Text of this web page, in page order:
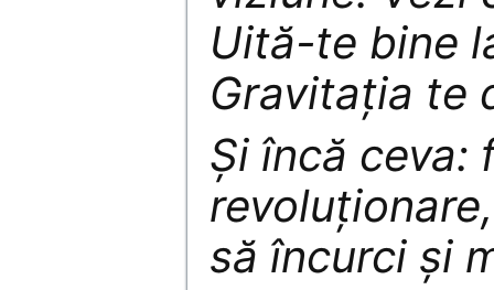
Uită-te bine
Gravitaţia te
Și încă ceva:
să încurci şi